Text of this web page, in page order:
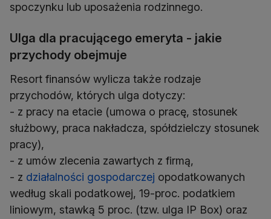
spoczynku lub uposażenia rodzinnego.
Ulga dla pracującego emeryta - jakie
przychody obejmuje
Resort finansów wylicza także rodzaje
przychodów, których ulga dotyczy:
- z pracy na etacie (umowa o pracę, stosunek
służbowy, praca nakładcza, spółdzielczy stosunek
pracy),
- z umów zlecenia zawartych z firmą,
- z działalności gospodarczej opodatkowanych
według skali podatkowej, 19-proc. podatkiem
liniowym, stawką 5 proc. (tzw. ulga IP Box) oraz